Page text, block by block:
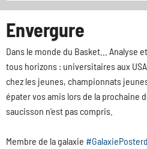
Envergure
Dans le monde du Basket... Analyse
tous horizons : universitaires aux
chez les jeunes, championnats
épater vos amis lors de la prochaine
saucisson n'est pas compris.
Membre de la galaxie